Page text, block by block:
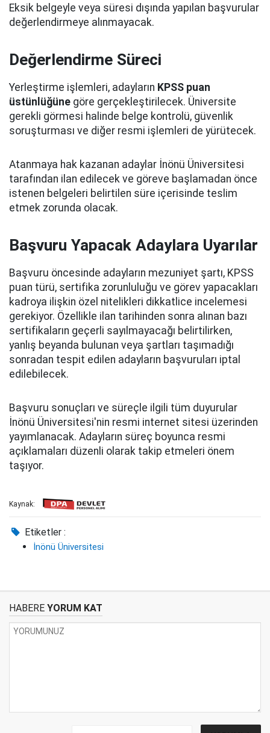
Eksik belgeyle veya süresi dışında yapılan başvurular
değerlendirmeye alınmayacak.
Değerlendirme Süreci
Yerleştirme işlemleri, adayların KPSS puan
üstünlüğüne göre gerçekleştirilecek. Üniversite
gerekli görmesi halinde belge kontrolü, güvenlik
soruşturması ve diğer resmi işlemleri de yürütecek.
Atanmaya hak kazanan adaylar İnönü Üniversitesi
tarafından ilan edilecek ve göreve başlamadan önce
istenen belgeleri belirtilen süre içerisinde teslim
etmek zorunda olacak.
Başvuru Yapacak Adaylara Uyarılar
Başvuru öncesinde adayların mezuniyet şartı, KPSS
puan türü, sertifika zorunluluğu ve görev yapacakları
kadroya ilişkin özel nitelikleri dikkatlice incelemesi
gerekiyor. Özellikle ilan tarihinden sonra alınan bazı
sertifikaların geçerli sayılmayacağı belirtilirken,
yanlış beyanda bulunan veya şartları taşımadığı
sonradan tespit edilen adayların başvuruları iptal
edilebilecek.
Başvuru sonuçları ve süreçle ilgili tüm duyurular
İnönü Üniversitesi'nin resmi internet sitesi üzerinden
yayımlanacak. Adayların süreç boyunca resmi
açıklamaları düzenli olarak takip etmeleri önem
taşıyor.
Kaynak:
Etiketler :
İnönü Üniversitesi
HABERE YORUM KAT